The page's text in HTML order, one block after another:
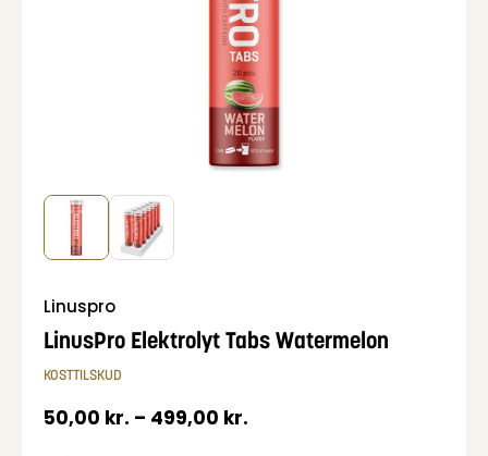
Linuspro
LinusPro Elektrolyt Tabs Watermelon
KOSTTILSKUD
50,00 kr. – 499,00 kr.